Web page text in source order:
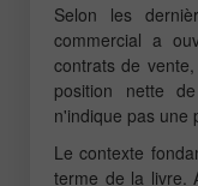
Selon les
commercial a
contrats de
position nette
n'indique pas une
Le contexte
terme de la livre.